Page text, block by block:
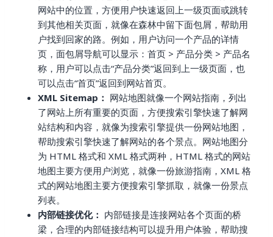
网站中的位置，方便用户快速返回上一级页面或跳转
到其他相关页面，就像在森林中留下面包屑，帮助用
户找到回家的路。例如，用户访问一个产品的详情
页，面包屑导航可以显示：首页 > 产品分类 > 产品名
称，用户可以点击“产品分类”返回到上一级页面，也
可以点击“首页”返回到网站首页。
XML Sitemap： 网站地图就像一个网站指南，列出
了网站上所有重要的页面，方便搜索引擎快速了解网
站结构和内容，就像为搜索引擎提供一份网站地图，
帮助搜索引擎快速了解网站的各个景点。网站地图分
为 HTML 格式和 XML 格式两种，HTML 格式的网站
地图主要方便用户浏览，就像一份旅游指南，XML 格
式的网站地图主要方便搜索引擎抓取，就像一份景点
列表。
内部链接优化： 内部链接是连接网站各个页面的桥
梁，合理的内部链接结构可以提升用户体验，帮助搜